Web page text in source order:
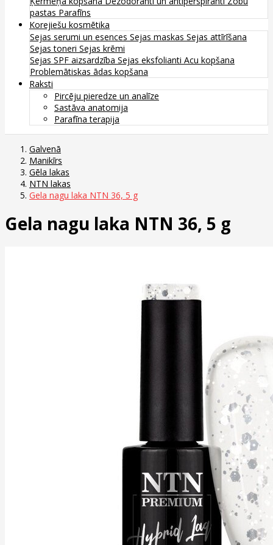
pastas Parafīns
Korejiešu kosmētika
Sejas serumi un esences Sejas maskas Sejas attīrīšana
Sejas toneri Sejas krēmi
Sejas SPF aizsardzība Sejas eksfolianti Acu kopšana
Problemātiskas ādas kopšana
Raksti
Pircēju pieredze un analīze
Sastāva anatomija
Parafīna terapija
Galvenā
Manikīrs
Gēla lakas
NTN lakas
Gela nagu laka NTN 36, 5 g
Gela nagu laka NTN 36, 5 g